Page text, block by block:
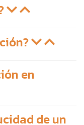
en
de un